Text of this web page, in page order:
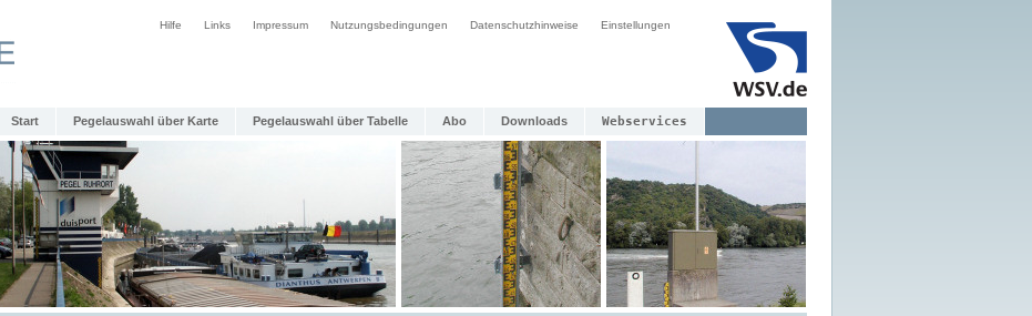
Hilfe Links Impressum Nutzungsbedingungen Datenschutzhinweise Einstellungen
Start Pegelauswahl über Karte Pegelauswahl über Tabelle Abo Downloads Webservices